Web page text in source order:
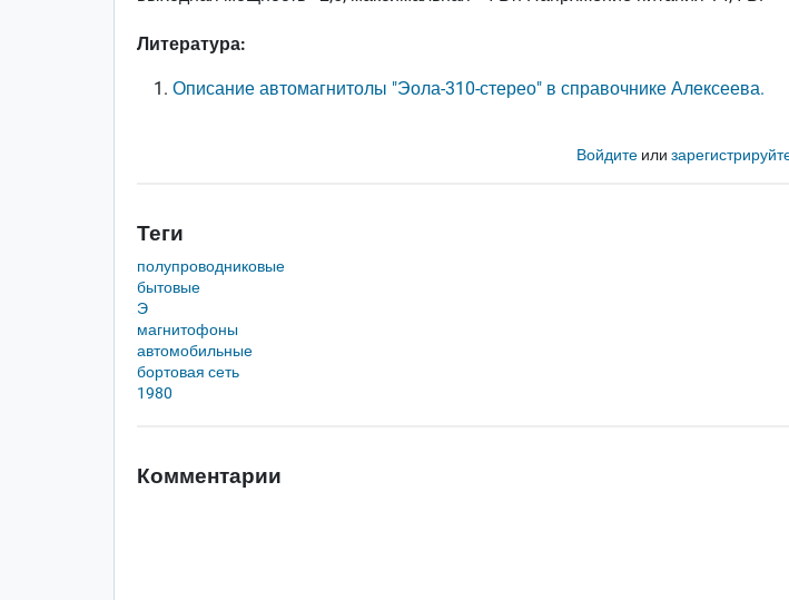
Литература:
Описание автомагнитолы "Эола-310-стерео" в справочнике Алексеева.
Войдитеили
Теги
полупроводниковые
бытовые
Э
магнитофоны
автомобильные
бортовая сеть
1980
Комментарии